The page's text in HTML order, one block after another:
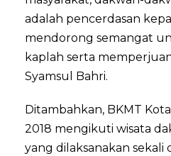
adalah pencerdasan
mendorong semangat
kaplah serta
Syamsul Bahri.
Ditambahkan, BKMT
2018 mengikuti wisata
yang dilaksanakan sekali